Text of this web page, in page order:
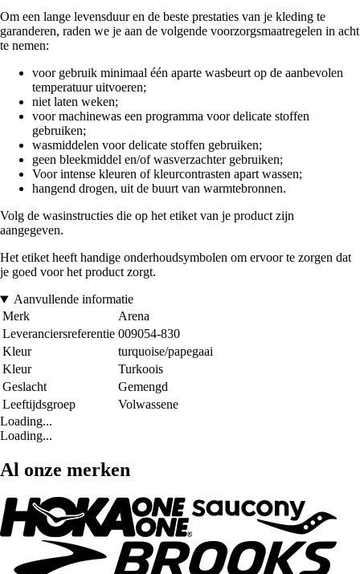
Om een lange levensduur en de beste prestaties van je kleding te
garanderen, raden we je aan de volgende voorzorgsmaatregelen in acht
te nemen:
voor gebruik minimaal één aparte wasbeurt op de aanbevolen
temperatuur uitvoeren;
niet laten weken;
voor machinewas een programma voor delicate stoffen
gebruiken;
wasmiddelen voor delicate stoffen gebruiken;
geen bleekmiddel en/of wasverzachter gebruiken;
Voor intense kleuren of kleurcontrasten apart wassen;
hangend drogen, uit de buurt van warmtebronnen.
Volg de wasinstructies die op het etiket van je product zijn
aangegeven.
Het etiket heeft handige onderhoudsymbolen om ervoor te zorgen dat
je goed voor het product zorgt.
Aanvullende informatie
Merk
Arena
Leveranciersreferentie 009054-830
Kleur
turquoise/papegaai
Kleur
Turkoois
Geslacht
Gemengd
Leeftijdsgroep
Volwassene
Loading...
Loading...
Al onze merken